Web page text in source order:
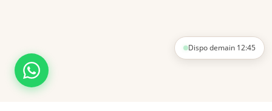
Dispo demain 12:45